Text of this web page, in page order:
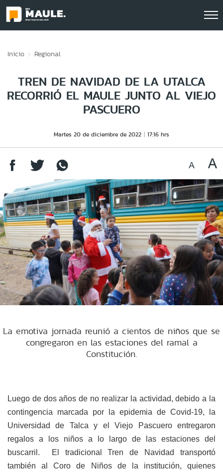
Inicio Regional
TREN DE NAVIDAD DE LA UTALCA
RECORRIÓ EL MAULE JUNTO AL VIEJO
PASCUERO
Martes 20 de diciembre de 2022 17:16 hrs
La emotiva jornada reunió a cientos de niños que se
congregaron en las estaciones del ramal a
Constitución.
Luego de dos años de no realizar la actividad, debido a la
contingencia marcada por la epidemia de Covid-19, la
Universidad de Talca y el Viejo Pascuero entregaron
regalos a los niños a lo largo de las estaciones del
buscarril. El tradicional Tren de Navidad transportó
también al Coro de Niños de la institución, quienes